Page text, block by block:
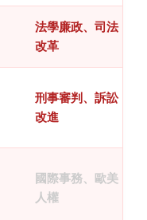
法學廉政、司法
改革
刑事審判、訴訟
改進
國際事務、歐美
人權